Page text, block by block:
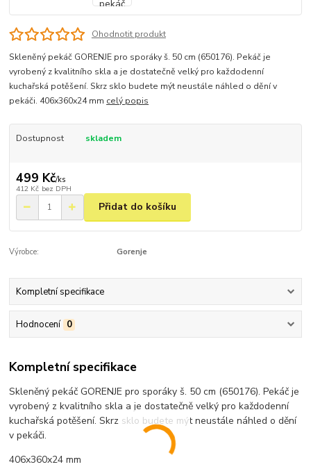
Ohodnotit produkt
Skleněný pekáč GORENJE pro sporáky š. 50 cm (650176). Pekáč je
vyrobený z kvalitního skla a je dostatečně velký pro každodenní
kuchařská potěšení. Skrz sklo budete mýt neustále náhled o dění v
pekáči. 406x360x24 mm celý popis
Dostupnost skladem
499 Kč/ks
412 Kč bez DPH
Přidat do košíku
Výrobce: Gorenje
Kompletní specifikace
Hodnocení 0
Kompletní specifikace
Skleněný pekáč GORENJE pro sporáky š. 50 cm (650176). Pekáč je
vyrobený z kvalitního skla a je dostatečně velký pro každodenní
kuchařská potěšení. Skrz sklo budete mýt neustále náhled o dění
v pekáči.
406x360x24 mm